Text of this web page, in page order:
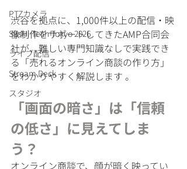
PTZカメラ
SusHi Tech Tokyo 2026
ライブ配信
Stream Deck
スタジオ
渋谷を拠点に、1,000件以上の配信・映
像制作をサポートしてきたAMP合同会
社が、難しい専門知識なしで実践でき
る「売れるオンライン商談の作り方」
をわかりやすく解説します 。
「画面の暗さ」は「信頼
の低さ」に見えてしま
う？
オンライン商談で、顔が暗く映ってい